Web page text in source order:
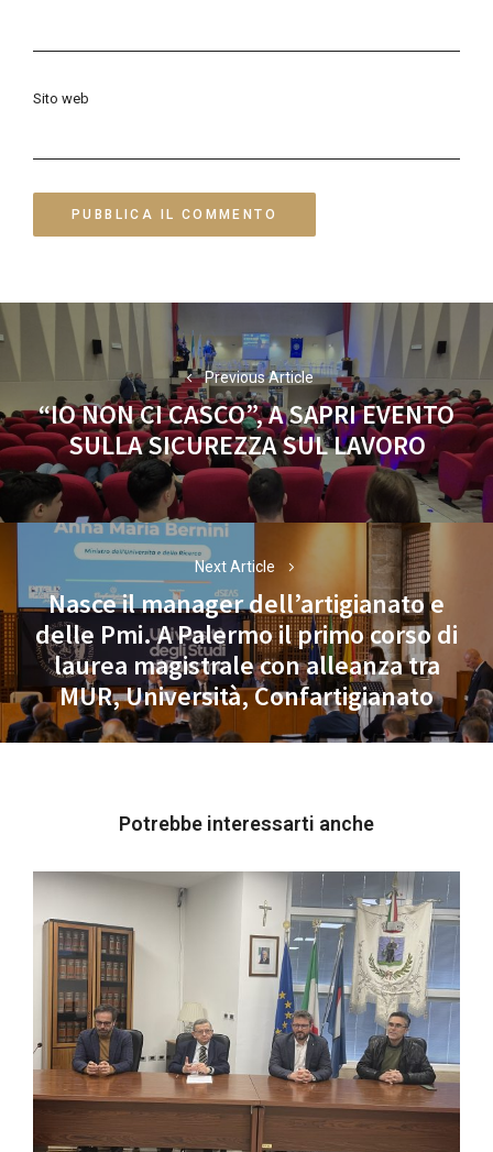
Sito web
Navigazione
articoli
Previous Article
Previous
post:
“IO NON CI CASCO”, A SAPRI EVENTO
SULLA SICUREZZA SUL LAVORO
Next Article
Next
post:
Nasce il manager dell’artigianato e
delle Pmi. A Palermo il primo corso di
laurea magistrale con alleanza tra
MUR, Università, Confartigianato
Potrebbe interessarti anche